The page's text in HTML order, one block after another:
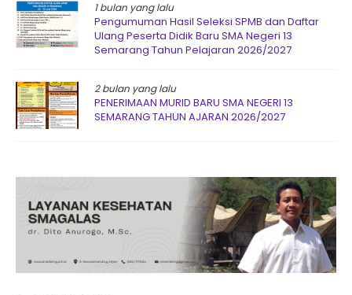
1 bulan yang lalu
Pengumuman Hasil Seleksi SPMB dan Daftar
Ulang Peserta Didik Baru SMA Negeri 13
Semarang Tahun Pelajaran 2026/2027
2 bulan yang lalu
PENERIMAAN MURID BARU SMA NEGERI 13
SEMARANG TAHUN AJARAN 2026/2027